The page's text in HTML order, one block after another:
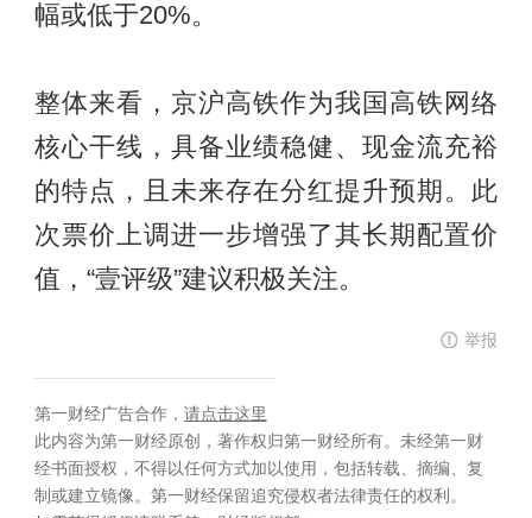
幅或低于20%。
整体来看，京沪高铁作为我国高铁网络
核心干线，具备业绩稳健、现金流充裕
的特点，且未来存在分红提升预期。此
次票价上调进一步增强了其长期配置价
值，“壹评级”建议积极关注。
举报
第一财经广告合作， 请点击这里
此内容为第一财经原创，著作权归第一财经所有。未经第一财
经书面授权，不得以任何方式加以使用，包括转载、摘编、复
制或建立镜像。第一财经保留追究侵权者法律责任的权利。